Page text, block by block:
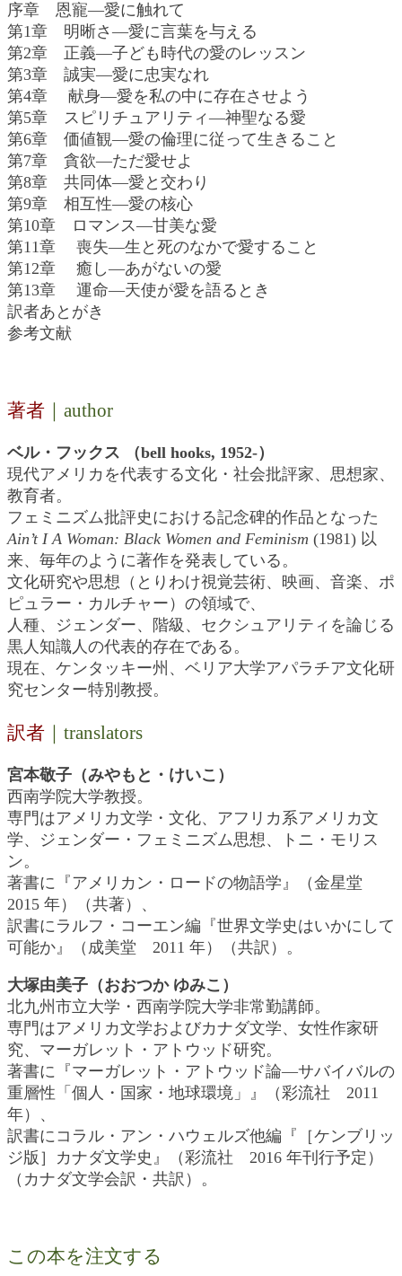
序章 恩寵―愛に触れて
第1章 明晰さ―愛に言葉を与える
第2章 正義―子ども時代の愛のレッスン
第3章 誠実―愛に忠実なれ
第4章 献身―愛を私の中に存在させよう
第5章 スピリチュアリティ―神聖なる愛
第6章 価値観―愛の倫理に従って生きること
第7章 貪欲―ただ愛せよ
第8章 共同体―愛と交わり
第9章 相互性―愛の核心
第10章 ロマンス―甘美な愛
第11章 喪失―生と死のなかで愛すること
第12章 癒し―あがないの愛
第13章 運命―天使が愛を語るとき
訳者あとがき
参考文献
著者 ｜author
ベル・フックス （bell hooks, 1952-）
現代アメリカを代表する文化・社会批評家、思想家、
教育者。
フェミニズム批評史における記念碑的作品となった
Ain’t I A Woman: Black Women and Feminism (1981) 以
来、毎年のように著作を発表している。
文化研究や思想（とりわけ視覚芸術、映画、音楽、ポ
ピュラー・カルチャー）の領域で、
人種、ジェンダー、階級、セクシュアリティを論じる
黒人知識人の代表的存在である。
現在、ケンタッキー州、ベリア大学アパラチア文化研
究センター特別教授。
訳者 ｜translators
宮本敬子（みやもと・けいこ）
西南学院大学教授。
専門はアメリカ文学・文化、アフリカ系アメリカ文
学、ジェンダー・フェミニズム思想、トニ・モリス
ン。
著書に『アメリカン・ロードの物語学』（金星堂
2015 年）（共著）、
訳書にラルフ・コーエン編『世界文学史はいかにして
可能か』（成美堂 2011 年）（共訳）。
大塚由美子（おおつか ゆみこ）
北九州市立大学・西南学院大学非常勤講師。
専門はアメリカ文学およびカナダ文学、女性作家研
究、マーガレット・アトウッド研究。
著書に『マーガレット・アトウッド論―サバイバルの
重層性「個人・国家・地球環境」』（彩流社 2011
年）、
訳書にコラル・アン・ハウェルズ他編『［ケンブリッ
ジ版］カナダ文学史』（彩流社 2016 年刊行予定）
（カナダ文学会訳・共訳）。
この本を注文する